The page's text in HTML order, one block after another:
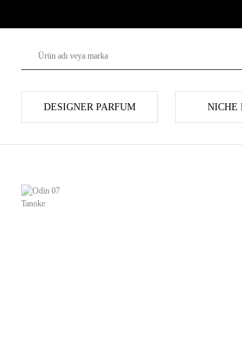
DESIGNER PARFUM NICHE